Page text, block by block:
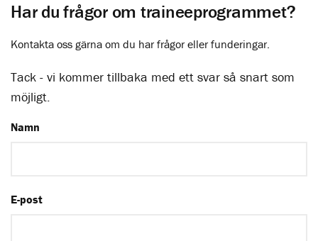
Har du frågor om traineeprogrammet?
Kontakta oss gärna om du har frågor eller funderingar.
Tack - vi kommer tillbaka med ett svar så snart som
möjligt.
Namn
E-post